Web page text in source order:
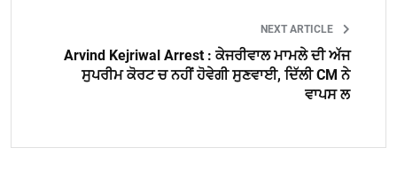
NEXT ARTICLE
Arvind Kejriwal Arrest : ਕੇਜਰੀਵਾਲ ਮਾਮਲੇ ਦੀ ਅੱਜ
ਸੁਪਰੀਮ ਕੋਰਟ ਚ ਨਹੀਂ ਹੋਵੇਗੀ ਸੁਣਵਾਈ, ਦਿੱਲੀ CM ਨੇ
ਵਾਪਸ ਲ